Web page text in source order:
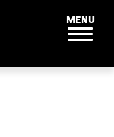
MENU